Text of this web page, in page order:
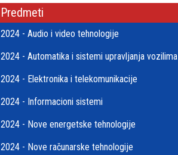
Predmeti
2024 - Audio i video tehnologije
2024 - Automatika i sistemi upravljanja vozilima
2024 - Elektronika i telekomunikacije
2024 - Informacioni sistemi
2024 - Nove energetske tehnologije
2024 - Nove računarske tehnologije